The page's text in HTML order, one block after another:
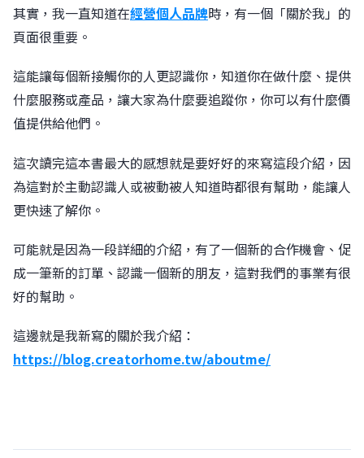
其實，我一直知道在經營個人品牌時，有一個「關於我」的
頁面很重要。
這能讓每個新接觸你的人更認識你，知道你在做什麼、提供
什麼服務或產品，讓大家為什麼要追蹤你，你可以有什麼價
值提供給他們。
這次讀完這本書最大的感想就是要好好的來寫這段介紹，因
為這對於主動認識人或被動被人知道時都很有幫助，能讓人
更快速了解你。
󠀠可能就是因為一段詳細的介紹，有了一個新的合作機會、促
成一筆新的訂單、認識一個新的朋友，這對我們的事業有很
好的幫助。
󠀠這邊就是我新寫的關於我介紹：
https://blog.creatorhome.tw/aboutme/